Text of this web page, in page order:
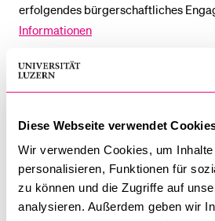
Diese Webseite verwendet
Wir verwenden Cookies, um
personalisieren, Funktionen für
zu können und die Zugriffe auf
analysieren. Außerdem geben wir
erfolgendes bürgerschaftliches
Informationen
Anwendungen im Bereich
erweiterte Realität) im Marketing
von Konsumentinnen und
inwiefern digitale Interaktionen sich
Verbraucherverhalten auswirken
Dr. Reto Hofstetter und Mitforschende
der Wirtschaftswissenschaftlichen